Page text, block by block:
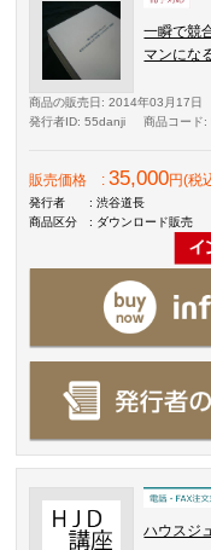
一瞬で競
マンにな
商品の販売日 : 2014年03月17日
発行者ID: 55danji 商品コード:
販売価格 :35,000円(税
発行者
: 渋谷道長
商品区分
: ダウンロード販売
ハウスジ